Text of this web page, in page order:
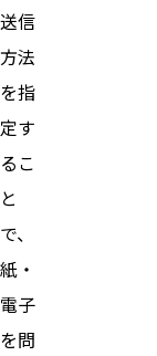
送信
方法
を指
定す
るこ
と
で、
紙・
電子
を問